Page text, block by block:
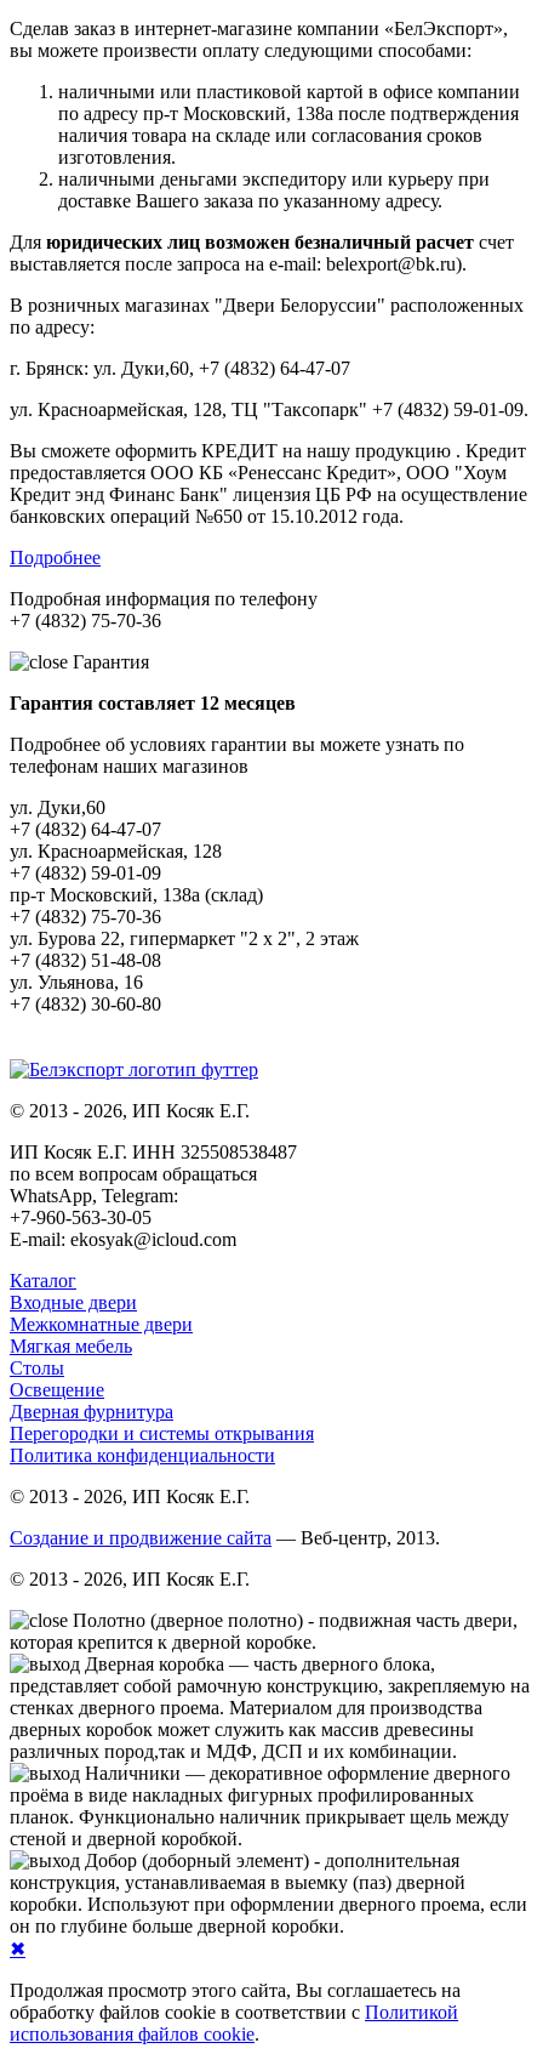
Сделав заказ в интернет-магазине компании «БелЭкспорт»,
вы можете произвести оплату следующими способами:
наличными или пластиковой картой в офисе компании
по адресу пр-т Московский, 138а после подтверждения
наличия товара на складе или согласования сроков
изготовления.
наличными деньгами экспедитору или курьеру при
доставке Вашего заказа по указанному адресу.
Для юридических лиц возможен безналичный расчет счет
выставляется после запроса на e-mail: belexport@bk.ru).
В розничных магазинах "Двери Белоруссии" расположенных
по адресу:
г. Брянск: ул. Дуки,60, +7 (4832) 64-47-07
ул. Красноармейская, 128, ТЦ "Таксопарк" +7 (4832) 59-01-09.
Вы сможете оформить КРЕДИТ на нашу продукцию . Кредит
предоставляется ООО КБ «Ренессанс Кредит», ООО "Хоум
Кредит энд Финанс Банк" лицензия ЦБ РФ на осуществление
банковских операций №650 от 15.10.2012 года.
Подробнее
Подробная информация по телефону
+7 (4832) 75-70-36
Гарантия
Гарантия составляет 12 месяцев
Подробнее об условиях гарантии вы можете узнать по
телефонам наших магазинов
ул. Дуки,60
+7 (4832) 64-47-07
ул. Красноармейская, 128
+7 (4832) 59-01-09
пр-т Московский, 138а (склад)
+7 (4832) 75-70-36
ул. Бурова 22, гипермаркет "2 х 2", 2 этаж
+7 (4832) 51-48-08
ул. Ульянова, 16
+7 (4832) 30-60-80
© 2013 - 2026, ИП Косяк Е.Г.
ИП Косяк Е.Г. ИНН 325508538487
по всем вопросам обращаться
WhatsApp, Telegram:
+7-960-563-30-05
E-mail: ekosyak@icloud.com
Каталог
Входные двери
Межкомнатные двери
Мягкая мебель
Столы
Освещение
Дверная фурнитура
Перегородки и системы открывания
Политика конфиденциальности
© 2013 - 2026, ИП Косяк Е.Г.
Создание и продвижение сайта — Веб-центр, 2013.
© 2013 - 2026, ИП Косяк Е.Г.
Полотно (дверное полотно) - подвижная часть двери,
которая крепится к дверной коробке.
Дверная коробка — часть дверного блока,
представляет собой рамочную конструкцию, закрепляемую на
стенках дверного проема. Материалом для производства
дверных коробок может служить как массив древесины
различных пород,так и МДФ, ДСП и их комбинации.
Нали́чники — декоративное оформление дверного
проёма в виде накладных фигурных профилированных
планок. Функционально наличник прикрывает щель между
стеной и дверной коробкой.
Добор (доборный элемент) - дополнительная
конструкция, устанавливаемая в выемку (паз) дверной
коробки. Используют при оформлении дверного проема, если
он по глубине больше дверной коробки.
✖
Продолжая просмотр этого сайта, Вы соглашаетесь на
обработку файлов cookie в соответствии с Политикой
использования файлов cookie.